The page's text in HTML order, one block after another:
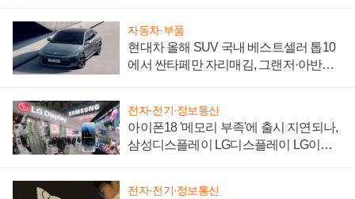
자동차·부품
현대차 올해 SUV 국내 베스트셀러 톱10
에서 싼타페만 자리매김, 그랜저·아반떼
전자·전기·정보통신
아이폰18 '메모리 부족'에 출시 지연되나,
삼성디스플레이 LG디스플레이 LG이노
전자·전기·정보통신